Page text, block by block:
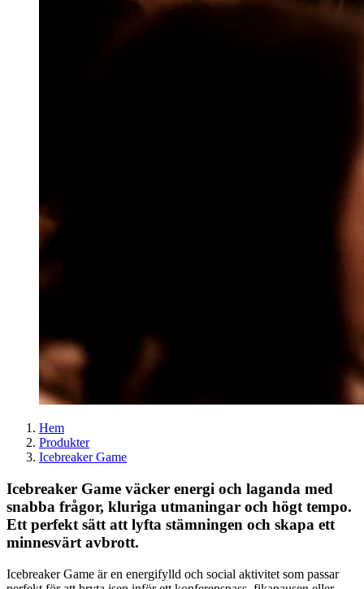
Hem
Produkter
Icebreaker Game
Icebreaker Game väcker energi och laganda med
snabba frågor, kluriga utmaningar och högt tempo.
Ett perfekt sätt att lyfta stämningen och skapa ett
minnesvärt avbrott.
Icebreaker Game är en energifylld och social aktivitet som passar